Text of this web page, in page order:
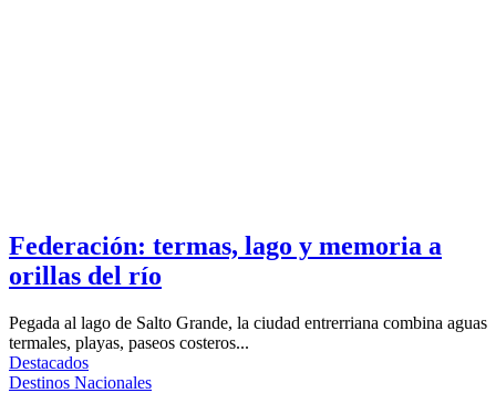
Federación: termas, lago y memoria a
orillas del río
Pegada al lago de Salto Grande, la ciudad entrerriana combina aguas
termales, playas, paseos costeros...
Destacados
Destinos Nacionales